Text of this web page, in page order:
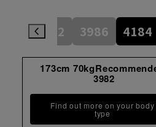
3982 3986 4184
173cm
3982
Find out more on your body
type